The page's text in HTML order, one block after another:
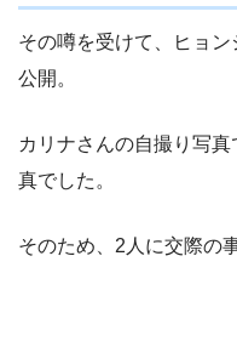
その噂を受けて、ヒョ
公開。
カリナさんの自撮り写
真でした。
そのため、2人に交際の